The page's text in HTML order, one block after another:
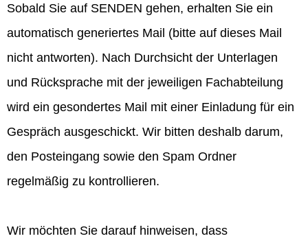
Sobald Sie auf SENDEN gehen, erhalten Sie ein
automatisch generiertes Mail (bitte auf dieses Mail
nicht antworten). Nach Durchsicht der Unterlagen
und Rücksprache mit der jeweiligen Fachabteilung
wird ein gesondertes Mail mit einer Einladung für ein
Gespräch ausgeschickt. Wir bitten deshalb darum,
den Posteingang sowie den Spam Ordner
regelmäßig zu kontrollieren.
Wir möchten Sie darauf hinweisen, dass